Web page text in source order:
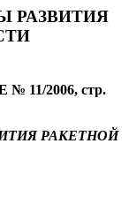
РАЗВИТИЯ
11/2006, стр.
РАКЕТНОЙ